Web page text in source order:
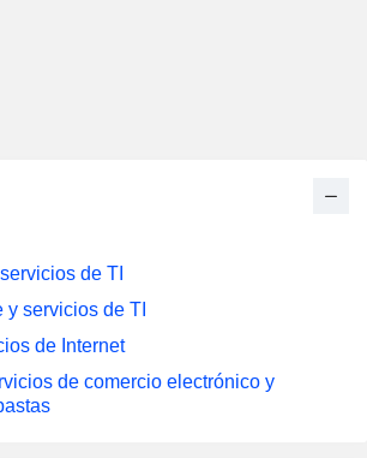
de TI
y servicios de TI
de Internet
de comercio electrónico y